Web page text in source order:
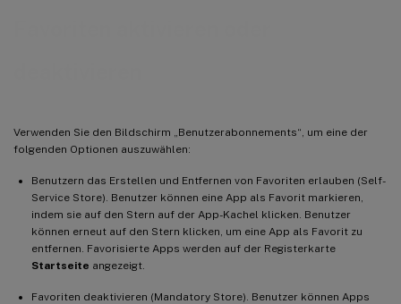
Verwenden Sie den Bildschirm „Benutzerabonnements“, um eine der
folgenden Optionen auszuwählen:
Benutzern das Erstellen und Entfernen von Favoriten erlauben (Self-
Service Store). Benutzer können eine App als Favorit markieren,
indem sie auf den Stern auf der App-Kachel klicken. Benutzer
können erneut auf den Stern klicken, um eine App als Favorit zu
entfernen. Favorisierte Apps werden auf der Registerkarte
Startseite angezeigt.
Favoriten deaktivieren (Mandatory Store). Benutzer können Apps